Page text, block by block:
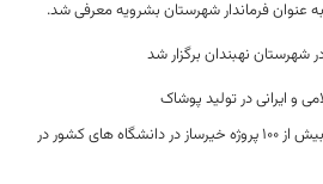
عنوان فرماندار شهرستان بشرویه معرفی شد.
نهبندان برگزار شد
و ایرانی در تولید پوشاک
دبیر ستاد خیرین آموزش عالی: بیش از 100 پروژه خیرساز در دانشگاه های کشور در